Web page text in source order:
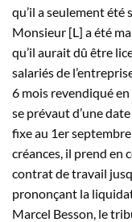
qu’il a seulement été
Monsieur [L] a été
qu’il aurait dû être
salariés de
6 mois revendiqué en
se prévaut d’une
fixe au 1er
créances, il prend en
contrat de travail
prononçant la
Marcel Besson, le